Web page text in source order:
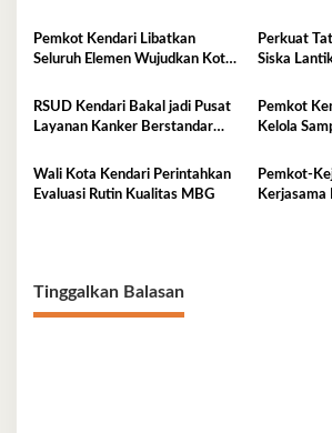
Pemkot Kendari Libatkan
Seluruh Elemen Wujudkan Kota
Perkuat
Siska
RSUD Kendari Bakal jadi Pusat
Layanan Kanker Berstandar
Pemkot
Kelola
Wali Kota Kendari Perintahkan
Evaluasi Rutin Kualitas MBG
Pemkot-
Kerjasama
Tinggalkan Balasan